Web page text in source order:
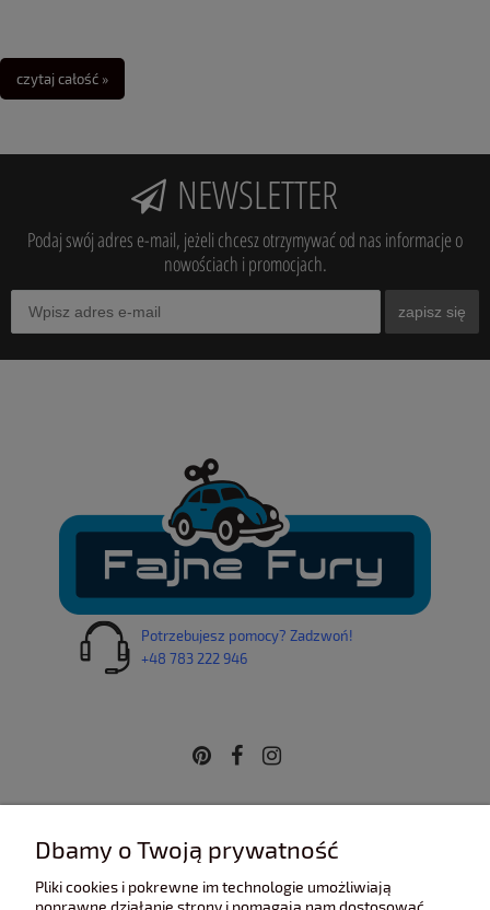
czytaj całość »
NEWSLETTER
Podaj swój adres e-mail, jeżeli chcesz otrzymywać od nas informacje o
nowościach i promocjach.
zapisz się
Potrzebujesz pomocy? Zadzwoń!
+48 783 222 946
POMOC
Dbamy o Twoją prywatność
Pliki cookies i pokrewne im technologie umożliwiają
poprawne działanie strony i pomagają nam dostosować